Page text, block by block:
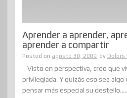
Aprender a aprender,
aprender a compartir
Posted on agosto 30, 2009 by Dolors
Visto en perspectiva, creo que
privilegiada. Y quizás eso sea
pensar más especial su